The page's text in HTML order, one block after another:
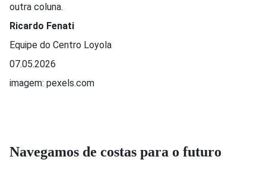
outra coluna.
Ricardo Fenati
Equipe do Centro Loyola
07.05.2026
imagem: pexels.com
Navegamos de costas para o futuro